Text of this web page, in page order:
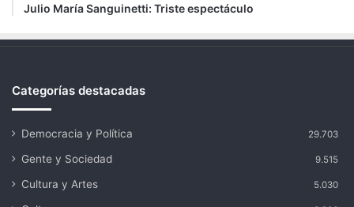
Julio María Sanguinetti: Triste espectáculo
Categorías destacadas
Democracia y Política 29.703
Gente y Sociedad 9.515
Cultura y Artes 5.030